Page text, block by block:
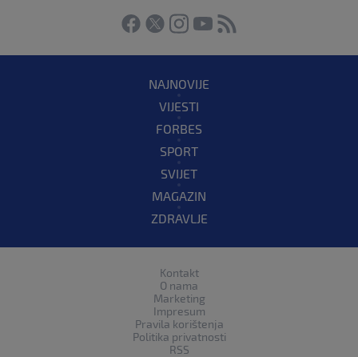
NAJNOVIJE
VIJESTI
FORBES
SPORT
SVIJET
MAGAZIN
ZDRAVLJE
Kontakt
O nama
Marketing
Impresum
Pravila korištenja
Politika privatnosti
RSS